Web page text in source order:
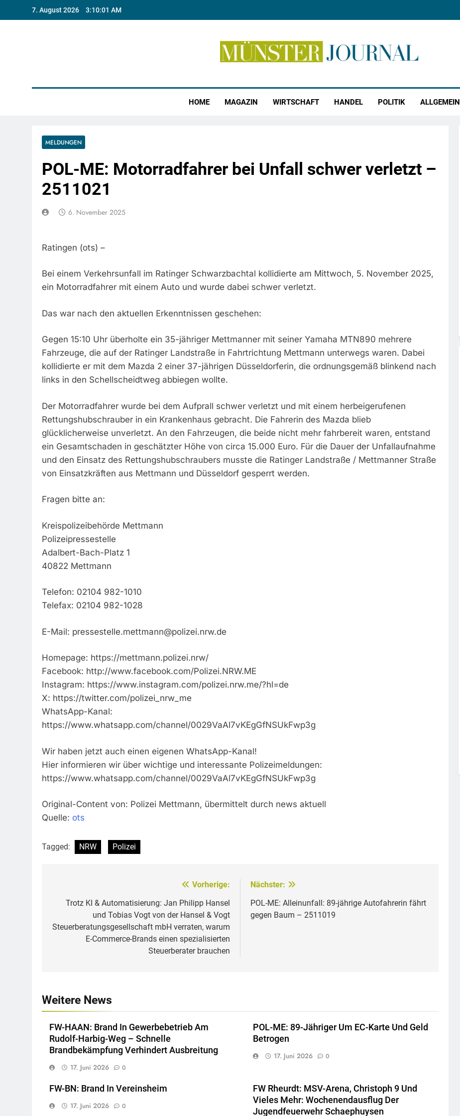
7. August 2026 3:10:01 AM
HOME MAGAZIN WIRTSCHAFT HANDEL POLITIK ALLGEMEIN
MELDUNGEN
POL-ME: Motorradfahrer bei Unfall schwer verletzt –
2511021
6. November 2025
Ratingen (ots) –
Bei einem Verkehrsunfall im Ratinger Schwarzbachtal kollidierte am Mittwoch, 5. November 2025,
ein Motorradfahrer mit einem Auto und wurde dabei schwer verletzt.
Das war nach den aktuellen Erkenntnissen geschehen:
Gegen 15:10 Uhr überholte ein 35-jähriger Mettmanner mit seiner Yamaha MTN890 mehrere
Fahrzeuge, die auf der Ratinger Landstraße in Fahrtrichtung Mettmann unterwegs waren. Dabei
kollidierte er mit dem Mazda 2 einer 37-jährigen Düsseldorferin, die ordnungsgemäß blinkend nach
links in den Schellscheidtweg abbiegen wollte.
Der Motorradfahrer wurde bei dem Aufprall schwer verletzt und mit einem herbeigerufenen
Rettungshubschrauber in ein Krankenhaus gebracht. Die Fahrerin des Mazda blieb
glücklicherweise unverletzt. An den Fahrzeugen, die beide nicht mehr fahrbereit waren, entstand
ein Gesamtschaden in geschätzter Höhe von circa 15.000 Euro. Für die Dauer der Unfallaufnahme
und den Einsatz des Rettungshubschraubers musste die Ratinger Landstraße / Mettmanner Straße
von Einsatzkräften aus Mettmann und Düsseldorf gesperrt werden.
Fragen bitte an:
Kreispolizeibehörde Mettmann
Polizeipressestelle
Adalbert-Bach-Platz 1
40822 Mettmann
Telefon: 02104 982-1010
Telefax: 02104 982-1028
E-Mail: pressestelle.mettmann@polizei.nrw.de
Homepage: https://mettmann.polizei.nrw/
Facebook: http://www.facebook.com/Polizei.NRW.ME
Instagram: https://www.instagram.com/polizei.nrw.me/?hl=de
X: https://twitter.com/polizei_nrw_me
WhatsApp-Kanal:
https://www.whatsapp.com/channel/0029VaAl7vKEgGfNSUkFwp3g
Wir haben jetzt auch einen eigenen WhatsApp-Kanal!
Hier informieren wir über wichtige und interessante Polizeimeldungen:
https://www.whatsapp.com/channel/0029VaAl7vKEgGfNSUkFwp3g
Original-Content von: Polizei Mettmann, übermittelt durch news aktuell
Quelle: ots
Tagged: NRW Polizei
Vorherige:
Trotz KI & Automatisierung: Jan Philipp Hansel
und Tobias Vogt von der Hansel & Vogt
Steuerberatungsgesellschaft mbH verraten, warum
E-Commerce-Brands einen spezialisierten
Steuerberater brauchen
Nächster:
POL-ME: Alleinunfall: 89-jährige Autofahrerin fährt
gegen Baum – 2511019
Weitere News
FW-HAAN: Brand In Gewerbebetrieb Am
Rudolf-Harbig-Weg – Schnelle
Brandbekämpfung Verhindert Ausbreitung
17. Juni 2026 0
POL-ME: 89-Jähriger Um EC-Karte Und Geld
Betrogen
17. Juni 2026 0
FW-BN: Brand In Vereinsheim
17. Juni 2026 0
FW Rheurdt: MSV-Arena, Christoph 9 Und
Vieles Mehr: Wochenendausflug Der
Jugendfeuerwehr Schaephuysen